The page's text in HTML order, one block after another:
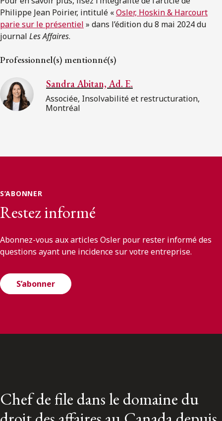
Philippe Jean Poirier, intitulé «Osler, Hoskin & Harcourt
parie sur le présentiel » dans l’édition du 8 mai 2024 du
journal Les Affaires.
Professionnel(s) mentionné(s)
Sandra Abitan, Ad. E.
Associée, Insolvabilité et restructuration,
Montréal
S’ABONNER
Restez informé
Abonnez-vous aux articles Osler pour rester informé des
questions ayant une incidence sur votre entreprise.
S’abonner
Chef de file dans le domaine du